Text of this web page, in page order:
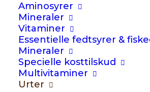
Aminosyrer
Mineraler
Vitaminer
Essentielle fedtsyrer &
Mineraler
Specielle kosttilskud
Multivitaminer
Urter
Astragalus
Glasstørrelser: